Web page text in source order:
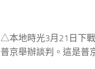
△本地時光3月21日下
普京舉辦談判。這是普